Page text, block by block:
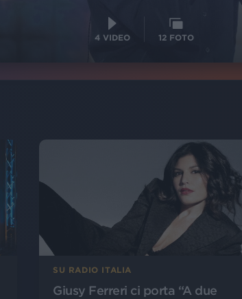
4 VIDEO 12 FOTO
SU RADIO ITALIA
Giusy Ferreri ci porta “A due